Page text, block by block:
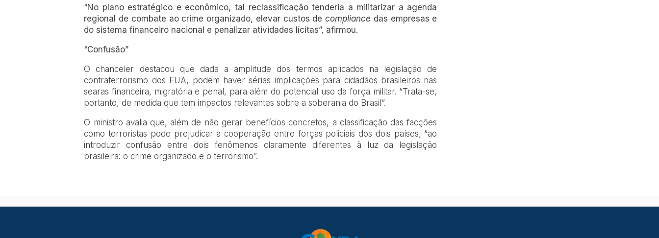
“No plano estratégico e econômico, tal reclassificação tenderia a militarizar a agenda
regional de combate ao crime organizado, elevar custos de compliance das empresas e
do sistema financeiro nacional e penalizar atividades lícitas”, afirmou.
“Confusão”
O chanceler destacou que dada a amplitude dos termos aplicados na legislação de
contraterrorismo dos EUA, podem haver sérias implicações para cidadãos brasileiros nas
searas financeira, migratória e penal, para além do potencial uso da força militar. “Trata-se,
portanto, de medida que tem impactos relevantes sobre a soberania do Brasil”.
O ministro avalia que, além de não gerar benefícios concretos, a classificação das facções
como terroristas pode prejudicar a cooperação entre forças policiais dos dois países, “ao
introduzir confusão entre dois fenômenos claramente diferentes à luz da legislação
brasileira: o crime organizado e o terrorismo”.